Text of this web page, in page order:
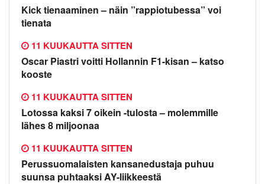
Kick tienaaminen – näin ”rappiotubessa” voi
tienata
Oscar Piastri voitti Hollannin F1-kisan – katso
kooste
11 KUUKAUTTA SITTEN
Lotossa kaksi 7 oikein -tulosta – molemmille
lähes 8 miljoonaa
11 KUUKAUTTA SITTEN
Perussuomalaisten kansanedustaja puhuu
suunsa puhtaaksi AY-liikkeestä
11 KUUKAUTTA SITTEN